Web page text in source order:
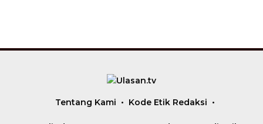
Tentang Kami Kode Etik Redaksi